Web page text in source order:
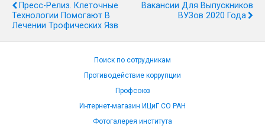
Пресс-Релиз. Клеточные
Технологии Помогают В
Лечении Трофических Язв
Вакансии Для Выпускников
ВУЗов 2020 Года
Поиск по сотрудникам
Противодействие коррупции
Профсоюз
Интернет-магазин ИЦиГ СО РАН
Фотогалерея института